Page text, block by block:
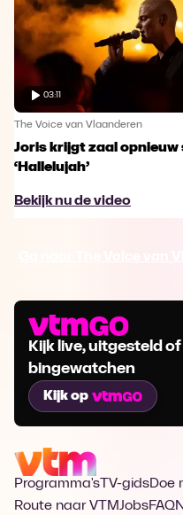
03:11
The Voice van Vlaanderen
Joris krijgt zaal opnieuw
‘Hallelujah’
Bekijk nu de video
Kijk live, uitgesteld
bingewatchen
Kijk op
Programma's TV-gidsDoe
Route naar VTMJobsFAQ